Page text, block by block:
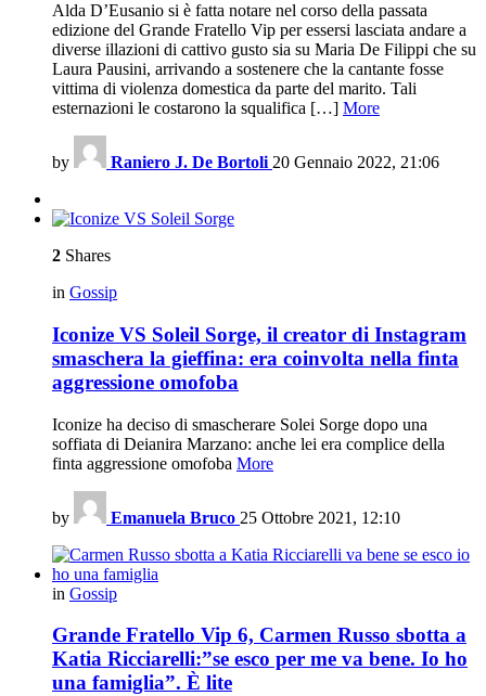
Alda D’Eusanio si è fatta notare nel corso della passata
edizione del Grande Fratello Vip per essersi lasciata andare a
diverse illazioni di cattivo gusto sia su Maria De Filippi che su
Laura Pausini, arrivando a sostenere che la cantante fosse
vittima di violenza domestica da parte del marito. Tali
esternazioni le costarono la squalifica […] More
by Raniero J. De Bortoli 20 Gennaio 2022, 21:06
2 Shares
in Gossip
Iconize VS Soleil Sorge, il creator di Instagram
smaschera la gieffina: era coinvolta nella finta
aggressione omofoba
Iconize ha deciso di smascherare Solei Sorge dopo una
soffiata di Deianira Marzano: anche lei era complice della
finta aggressione omofoba More
by Emanuela Bruco 25 Ottobre 2021, 12:10
in Gossip
Grande Fratello Vip 6, Carmen Russo sbotta a
Katia Ricciarelli:”se esco per me va bene. Io ho
una famiglia”. È lite